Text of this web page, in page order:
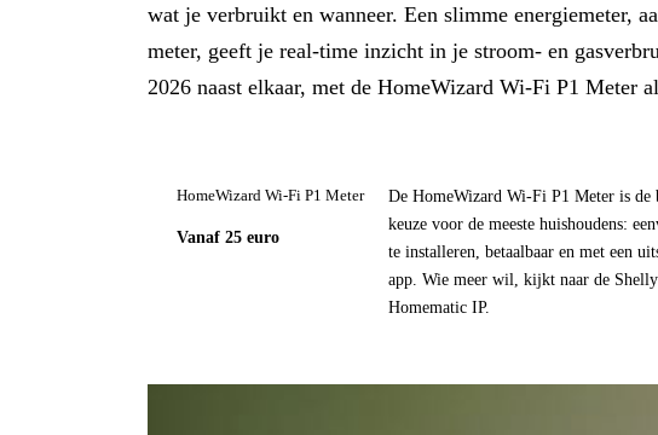
wat je verbruikt en wanneer. Een slimme energiemeter,
meter, geeft je real-time inzicht in je stroom- en
2026 naast elkaar, met de HomeWizard Wi-Fi P1 Meter
HomeWizard Wi-Fi P1 Meter
Vanaf 25 euro
De HomeWizard Wi-Fi P1 Meter is de
keuze voor de meeste huishoudens:
te installeren, betaalbaar en met een
app. Wie meer wil, kijkt naar de
Homematic IP.